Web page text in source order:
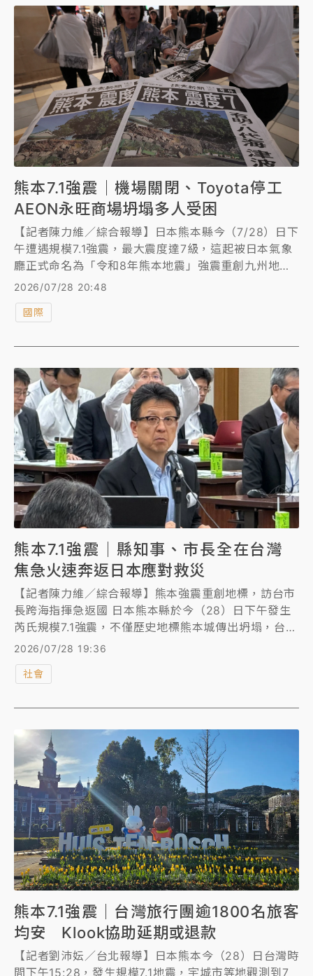
熊本7.1強震｜機場關閉、Toyota停工
AEON永旺商場坍塌多人受困
【記者陳力維／綜合報導】日本熊本縣今（7/28）日下
午遭遇規模7.1強震，最大震度達7級，這起被日本氣象
廳正式命名為「令和8年熊本地震」強震重創九州地區
的交通與產業鏈，不僅熊本機場關閉、新幹線停駛，豐
變。災後日本政府火速成立對策本部並投入自衛隊救
「AEON永旺夢樂城熊本」更發生爆炸坍塌意外，搜救
行動持續全面展開。
2026/07/28 20:48
國際
熊本7.1強震｜縣知事、市長全在台灣
焦急火速奔返日本應對救災
【記者陳力維／綜合報導】熊本強震重創地標，訪台市
長跨海指揮急返國 日本熊本縣於今（28）日下午發生
芮氏規模7.1強震，不僅歷史地標熊本城傳出坍塌，台積
電廠區也測得5強震度，當局並發布海嘯注意警報。而
熊本市長大西一史與縣知事木村敬等人正在台灣進行參
訪，大西一史獲報後隨即中斷行程，並在社群平台上連
2026/07/28 19:36
社會
熊本7.1強震｜台灣旅行團逾1800名旅客
均安 Klook協助延期或退款
【記者劉沛妘／台北報導】日本熊本今（28）日台灣時
間下午15:28，發生規模7.1地震，宇城市等地觀測到7